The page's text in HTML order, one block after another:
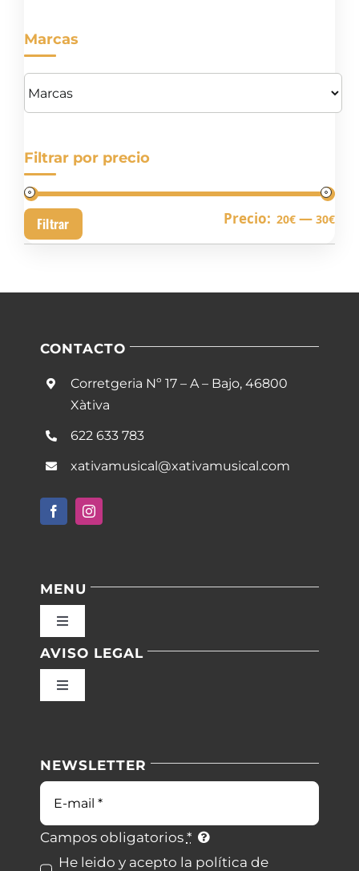
Marcas
Filtrar por precio
Filtrar Precio: 20€ — 30€
CONTACTO
Corretgeria Nº 17 – A – Bajo, 46800
Xàtiva
622 633 783
xativamusical@xativamusical.com
MENU
Toggle
Inicio
Blog
Contacto
AVISO LEGAL
Toggle
Condiciones de uso
Ley de cookies
NEWSLETTER
Correo
electrónico
Campos obligatorios *
He leido y acepto la política de